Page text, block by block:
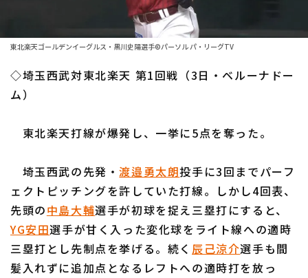
ファーム東地区
選手名鑑トップ
北海道日本ハムファイターズ
埼玉西武ライオンズ
千葉ロッテマリーンズ
オリックス・バファローズ
福岡ソフトバンクホークス
ニュース
東北楽天ゴールデンイーグルス・黒川史陽選手©パーソル パ・リーグTV
◇埼玉西武対東北楽天 第1回戦（3日・ベルーナドー
ム）
東北楽天打線が爆発し、一挙に5点を奪った。
埼玉西武の先発・渡邉勇太朗投手に3回までパーフ
ェクトピッチングを許していた打線。しかし4回表、
先頭の中島大輔選手が初球を捉え三塁打にすると、
YG安田選手が甘く入った変化球をライト線への適時
三塁打とし先制点を挙げる。続く 辰己涼介選手も間
髪入れずに追加点となるレフトへの適時打を放っ